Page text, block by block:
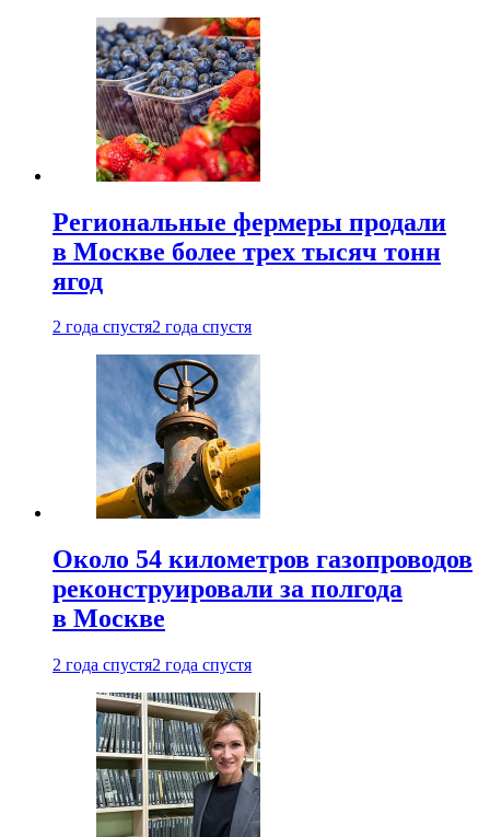
Региональные фермеры продали
в Москве более трех тысяч тонн
ягод
2 года спустя2 года спустя
Около 54 километров газопроводов
реконструировали за полгода
в Москве
2 года спустя2 года спустя